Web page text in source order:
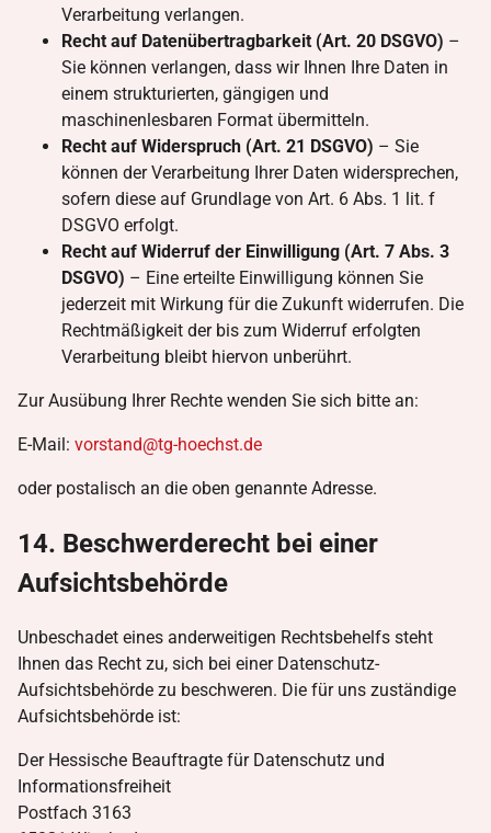
Verarbeitung verlangen.
Recht auf Datenübertragbarkeit (Art. 20 DSGVO) –
Sie können verlangen, dass wir Ihnen Ihre Daten in
einem strukturierten, gängigen und
maschinenlesbaren Format übermitteln.
Recht auf Widerspruch (Art. 21 DSGVO) – Sie
können der Verarbeitung Ihrer Daten widersprechen,
sofern diese auf Grundlage von Art. 6 Abs. 1 lit. f
DSGVO erfolgt.
Recht auf Widerruf der Einwilligung (Art. 7 Abs. 3
DSGVO) – Eine erteilte Einwilligung können Sie
jederzeit mit Wirkung für die Zukunft widerrufen. Die
Rechtmäßigkeit der bis zum Widerruf erfolgten
Verarbeitung bleibt hiervon unberührt.
Zur Ausübung Ihrer Rechte wenden Sie sich bitte an:
E-Mail: vorstand@tg-hoechst.de
oder postalisch an die oben genannte Adresse.
14. Beschwerderecht bei einer
Aufsichtsbehörde
Unbeschadet eines anderweitigen Rechtsbehelfs steht
Ihnen das Recht zu, sich bei einer Datenschutz-
Aufsichtsbehörde zu beschweren. Die für uns zuständige
Aufsichtsbehörde ist:
Der Hessische Beauftragte für Datenschutz und
Informationsfreiheit
Postfach 3163